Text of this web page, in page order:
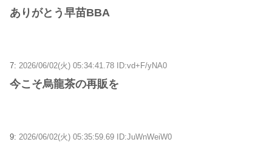
ありがとう早苗BBA
7: 2026/06/02(火) 05:34:41.78 ID:vd+F/yNA0
今こそ烏龍茶の再販を
9: 2026/06/02(火) 05:35:59.69 ID:JuWnWeiW0